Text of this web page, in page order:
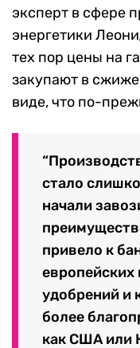
эксперт в сфере
энергетики
тех пор цены на
закупают в
виде, что по-
стало
начали
привело к
европейских
удобрений и
более
как США или